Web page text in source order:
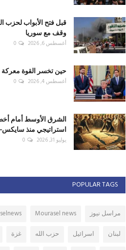
قبل فتح الأبواب لحزب
وقف مع سوريا
أغسطس 6, 2026 0
حين تخسر القوة معركة
أغسطس 4, 2026 0
الشرق الأوسط أمام
استراتيجي منذ
يوليو 31, 2026 0
POPULAR TAGS
مراسل نيوز Mourasel news
لبنان
اسرائيل حزب الله غزة